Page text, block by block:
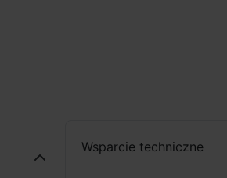
Wsparcie techniczne